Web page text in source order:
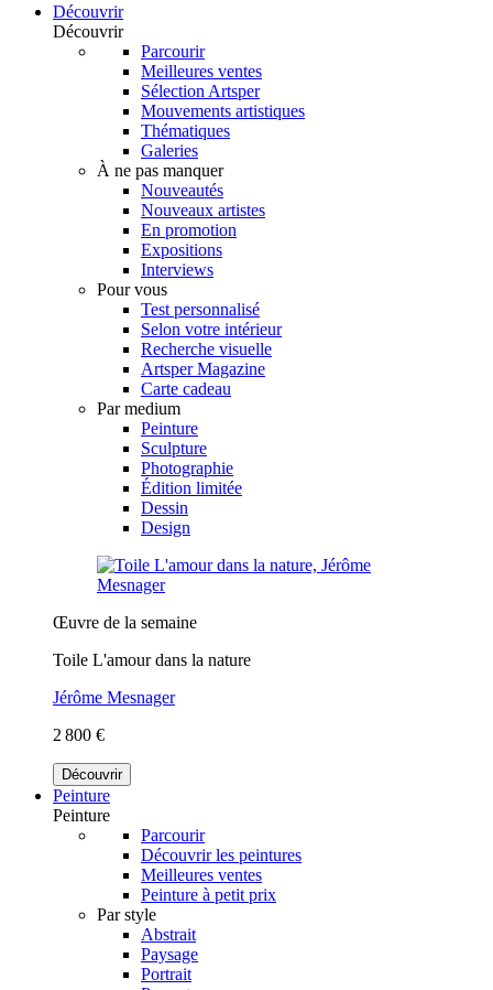
Découvrir
Découvrir
Parcourir
Meilleures ventes
Sélection Artsper
Mouvements artistiques
Thématiques
Galeries
À ne pas manquer
Nouveautés
Nouveaux artistes
En promotion
Expositions
Interviews
Pour vous
Test personnalisé
Selon votre intérieur
Recherche visuelle
Artsper Magazine
Carte cadeau
Par medium
Peinture
Sculpture
Photographie
Édition limitée
Dessin
Design
Œuvre de la semaine
Toile L'amour dans la nature
Jérôme Mesnager
2 800 €
Découvrir
Peinture
Peinture
Parcourir
Découvrir les peintures
Meilleures ventes
Peinture à petit prix
Par style
Abstrait
Paysage
Portrait